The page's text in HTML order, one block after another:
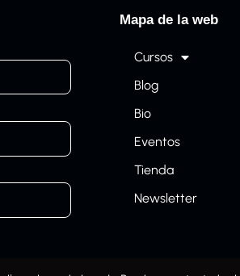
Mapa de la web
Cursos
Blog
Bio
Eventos
Tienda
Newsletter